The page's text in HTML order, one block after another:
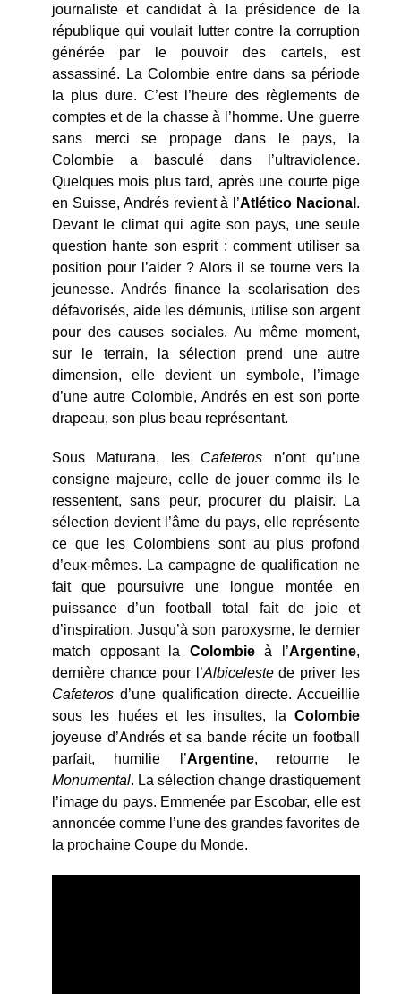
journaliste et candidat à la présidence de la
république qui voulait lutter contre la corruption
générée par le pouvoir des cartels, est
assassiné. La Colombie entre dans sa période
la plus dure. C’est l’heure des règlements de
comptes et de la chasse à l’homme. Une guerre
sans merci se propage dans le pays, la
Colombie a basculé dans l’ultraviolence.
Quelques mois plus tard, après une courte pige
en Suisse, Andrés revient à l’Atlético Nacional .
Devant le climat qui agite son pays, une seule
question hante son esprit : comment utiliser sa
position pour l’aider ? Alors il se tourne vers la
jeunesse. Andrés finance la scolarisation des
défavorisés, aide les démunis, utilise son argent
pour des causes sociales. Au même moment,
sur le terrain, la sélection prend une autre
dimension, elle devient un symbole, l’image
d’une autre Colombie, Andrés en est son porte
drapeau, son plus beau représentant.
Sous Maturana, les Cafeteros n’ont qu’une
consigne majeure, celle de jouer comme ils le
ressentent, sans peur, procurer du plaisir. La
sélection devient l’âme du pays, elle représente
ce que les Colombiens sont au plus profond
d’eux-mêmes. La campagne de qualification ne
fait que poursuivre une longue montée en
puissance d’un football total fait de joie et
d’inspiration. Jusqu’à son paroxysme, le dernier
match opposant la Colombieà l’Argentine,
dernière chance pour l’Albicelestede priver les
Cafeteros d’une qualification directe. Accueillie
sous les huées et les insultes, la Colombie
joyeuse d’Andrés et sa bande récite un football
parfait, humilie l’Argentine, retourne le
Monumental. La sélection change drastiquement
l’image du pays. Emmenée par Escobar, elle est
annoncée comme l’une des grandes favorites de
la prochaine Coupe du Monde.